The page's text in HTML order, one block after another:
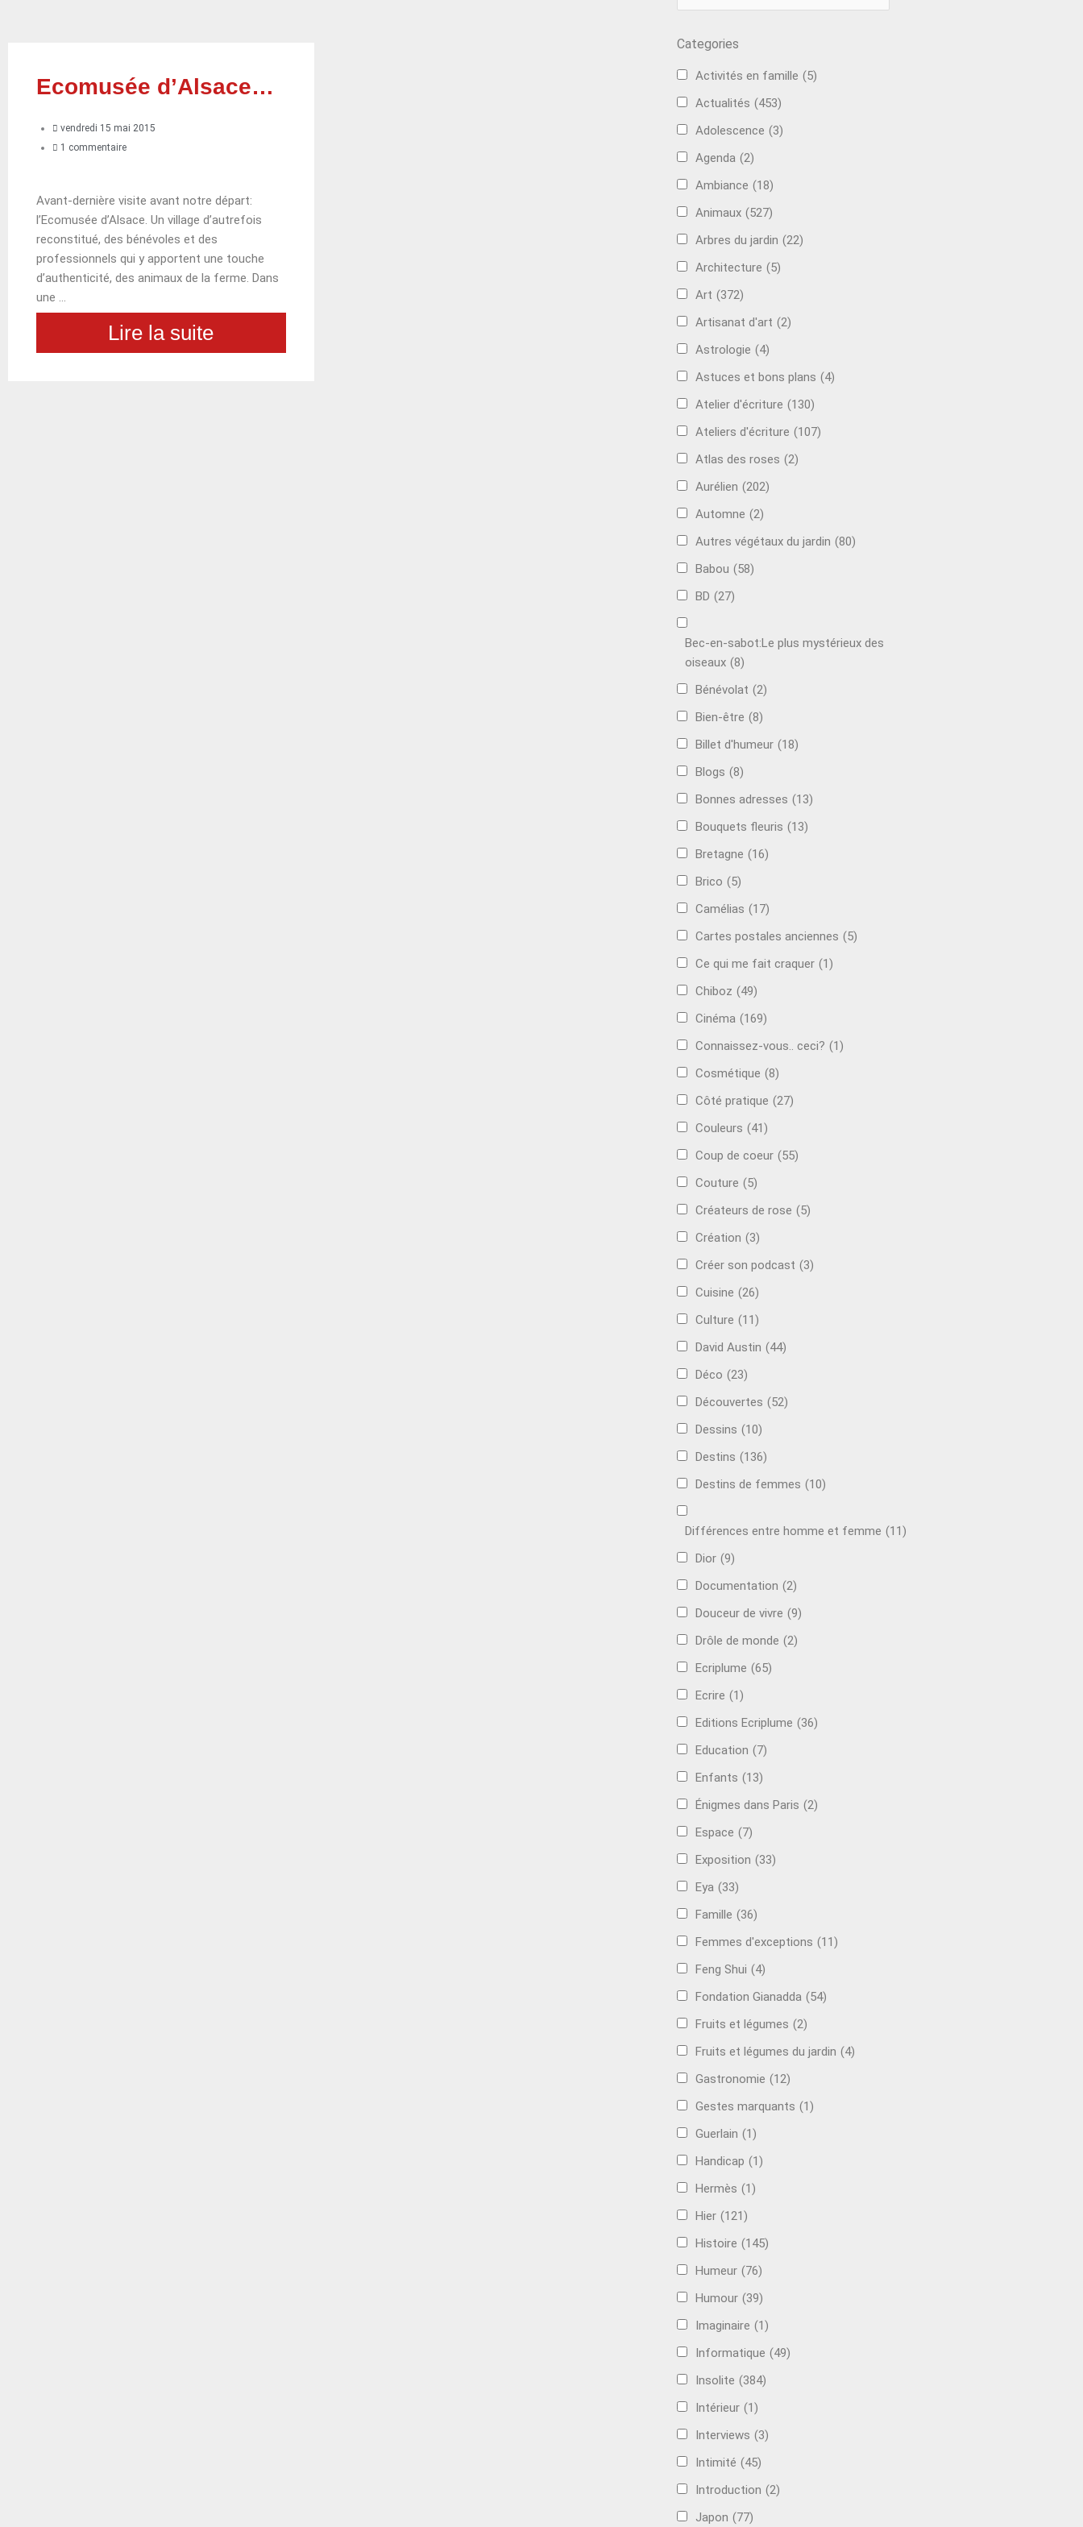
Ecomusée d’Alsace…
vendredi 15 mai 2015
1 commentaire
Avant-dernière visite avant notre départ:
l’Ecomusée d’Alsace. Un village d’autrefois
reconstitué, des bénévoles et des
professionnels qui y apportent une touche
d’authenticité, des animaux de la ferme. Dans
une …
Lire la suite
Categories
Activités en famille (5)
Actualités (453)
Adolescence (3)
Agenda (2)
Ambiance (18)
Animaux (527)
Arbres du jardin (22)
Architecture (5)
Art (372)
Artisanat d'art (2)
Astrologie (4)
Astuces et bons plans (4)
Atelier d'écriture (130)
Ateliers d'écriture (107)
Atlas des roses (2)
Aurélien (202)
Automne (2)
Autres végétaux du jardin (80)
Babou (58)
BD (27)
Bec-en-sabot:Le plus mystérieux des
oiseaux (8)
Bénévolat (2)
Bien-être (8)
Billet d'humeur (18)
Blogs (8)
Bonnes adresses (13)
Bouquets fleuris (13)
Bretagne (16)
Brico (5)
Camélias (17)
Cartes postales anciennes (5)
Ce qui me fait craquer (1)
Chiboz (49)
Cinéma (169)
Connaissez-vous.. ceci? (1)
Cosmétique (8)
Côté pratique (27)
Couleurs (41)
Coup de coeur (55)
Couture (5)
Créateurs de rose (5)
Création (3)
Créer son podcast (3)
Cuisine (26)
Culture (11)
David Austin (44)
Déco (23)
Découvertes (52)
Dessins (10)
Destins (136)
Destins de femmes (10)
Différences entre homme et femme (11)
Dior (9)
Documentation (2)
Douceur de vivre (9)
Drôle de monde (2)
Ecriplume (65)
Ecrire (1)
Editions Ecriplume (36)
Education (7)
Enfants (13)
Énigmes dans Paris (2)
Espace (7)
Exposition (33)
Eya (33)
Famille (36)
Femmes d'exceptions (11)
Feng Shui (4)
Fondation Gianadda (54)
Fruits et légumes (2)
Fruits et légumes du jardin (4)
Gastronomie (12)
Gestes marquants (1)
Guerlain (1)
Handicap (1)
Hermès (1)
Hier (121)
Histoire (145)
Humeur (76)
Humour (39)
Imaginaire (1)
Informatique (49)
Insolite (384)
Intérieur (1)
Interviews (3)
Intimité (45)
Introduction (2)
Japon (77)